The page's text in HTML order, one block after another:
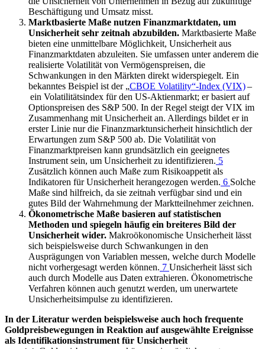
Beschäftigung und Umsatz misst.
Marktbasierte Maße nutzen Finanzmarktdaten, um
Unsicherheit sehr zeitnah abzubilden. Marktbasierte Maße
bieten eine unmittelbare Möglichkeit, Unsicherheit aus
Finanzmarktdaten abzuleiten. Sie umfassen unter anderem die
realisierte Volatilität von Vermögenspreisen, die
Schwankungen in den Märkten direkt widerspiegelt. Ein
bekanntes Beispiel ist der „CBOE Volatility“-Index (VIX)–
ein Volatilitätsindex für den US-Aktienmarkt; er basiert auf
Optionspreisen des S&P 500. In der Regel steigt derVIX im
Zusammenhang mit Unsicherheit an. Allerdings bildet er in
erster Linie nur die Finanzmarktunsicherheit hinsichtlich der
Erwartungen zum S&P 500 ab. Die Volatilität von
Finanzmarktpreisen kann grundsätzlich ein geeignetes
Instrument sein, um Unsicherheit zu identifizieren. 5
Zusätzlich können auch Maße zum Risikoappetit als
Indikatoren für Unsicherheit herangezogen werden. 6 Solche
Maße sind hilfreich, da sie zeitnah verfügbar sind und ein
gutes Bild der Wahrnehmung der Marktteilnehmer zeichnen.
Ökonometrische Maße basieren auf statistischen
Methoden und spiegeln häufig ein breiteres Bild der
Unsicherheit wider. Makroökonomische Unsicherheit lässt
sich beispielsweise durch Schwankungen in den
Ausprägungen von Variablen messen, welche durch Modelle
nicht vorhergesagt werden können. 7 Unsicherheit lässt sich
auch durch Modelle aus Daten extrahieren. Ökonometrische
Verfahren können auch genutzt werden, um unerwartete
Unsicherheitsimpulse zu identifizieren.
In der Literatur werden beispielsweise auch hoch frequente
Goldpreisbewegungen in Reaktion auf ausgewählte Ereignisse
als Identifikationsinstrument für Unsicherheit